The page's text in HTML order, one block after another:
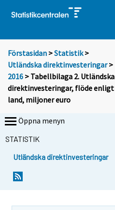
Förstasidan >Statistik >
Utländska direktinvesteringar>
2016 > Tabellbilaga 2. Utländska
direktinvesteringar, flöde enligt
land, miljoner euro
Öppna menyn
STATISTIK
Utländska direktinvesteringar